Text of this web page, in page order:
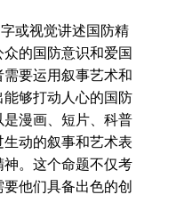
或视觉讲述国防精
的国防意识和爱国
要运用叙事艺术和
够打动人心的国防
漫画、短片、科普
动的叙事和艺术表
。这个命题不仅考
他们具备出色的创